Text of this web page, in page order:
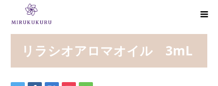
リラシオアロマオイル 3mL